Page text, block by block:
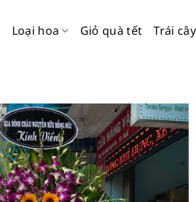
Loại hoa Giỏ quà tết Trái cây